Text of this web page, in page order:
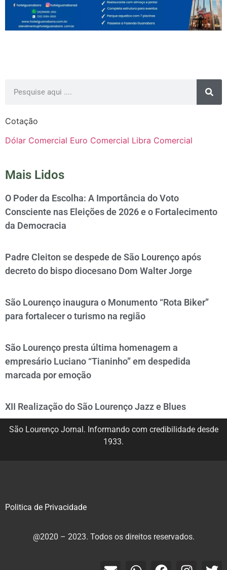
Cotação
Dólar Comercial Euro Comercial Libra Comercial
Mais Lidos
O Poder da Escolha: A Importância do Voto
Consciente nas Eleições de 2026 e o Fortalecimento
da Democracia
Padre Cleiton se despede de São Lourenço após
decreto do bispo diocesano Dom Walter Jorge
São Lourenço inaugura o Monumento “Rota Biker”
para fortalecer o turismo na região
São Lourenço presta última homenagem a
empresário Luciano “Tianinho” em despedida
marcada por emoção
XII Realização do São Lourenço Jazz e Blues
São Lourenço Jornal. Informando com credibilidade desde
1933.
Politica de Privacidade
@2020 – 2023. Todos os direitos reservados.